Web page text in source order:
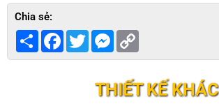
Chia sẻ:
Share Facebook
TwitterMessenger
THIẾT KẾ KHÁC